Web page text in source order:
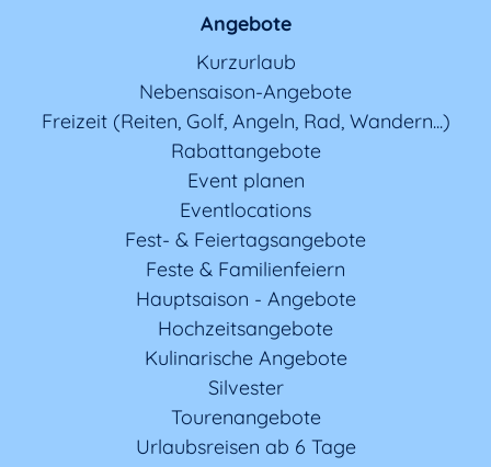
Angebote
Kurzurlaub
Nebensaison-Angebote
Freizeit (Reiten, Golf, Angeln, Rad, Wandern...)
Rabattangebote
Event planen
Eventlocations
Fest- & Feiertagsangebote
Feste & Familienfeiern
Hauptsaison - Angebote
Hochzeitsangebote
Kulinarische Angebote
Silvester
Tourenangebote
Urlaubsreisen ab 6 Tage